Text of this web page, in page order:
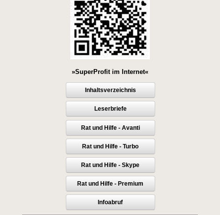
»SuperProfit im Internet«
Inhaltsverzeichnis
Leserbriefe
Rat und Hilfe - Avanti
Rat und Hilfe - Turbo
Rat und Hilfe - Skype
Rat und Hilfe - Premium
Infoabruf